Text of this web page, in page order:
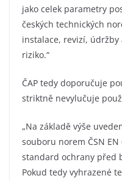
jako celek parametry
českých technických
instalace, revizí, údržby
riziko.“
ČAP tedy doporučuje
striktně nevylučuje
„Na základě výše
souboru norem ČSN
standard ochrany před
Pokud tedy vyhrazené